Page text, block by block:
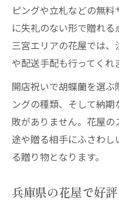
ピングや立札などの無
に失礼のない形で贈れ
三宮エリアの花屋では
や配送手配も行ってくれ
開店祝いで胡蝶蘭を選
ングの種類、そして納
敗がありません。花屋
途や贈る相手にふさわ
る贈り物となります。
兵庫県の花屋で好